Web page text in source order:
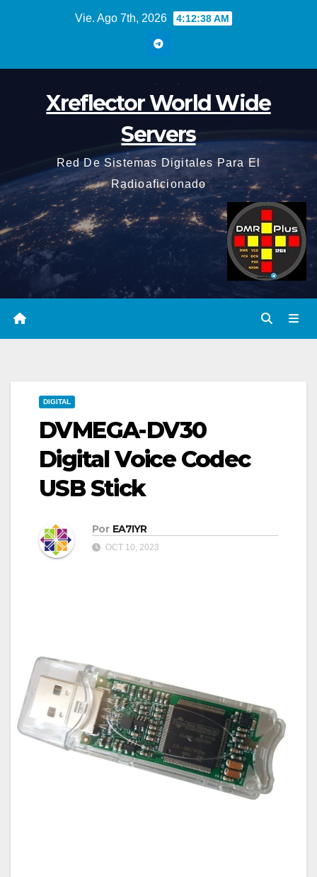
Vie. Ago 7th, 2026 4:12:39 AM
Xreflector World Wide
Servers
Red De Sistemas Digitales Para El
Radioaficionado
DIGITAL
DVMEGA-DV30
Digital Voice Codec
USB Stick
Por EA7IYR
OCT 10, 2023